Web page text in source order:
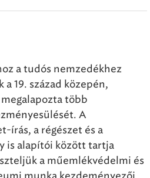
a tudós nemzedékhez
19. század közepén,
több
A
írás, a régészet és a
is alapítói között tartja
a műemlékvédelmi és